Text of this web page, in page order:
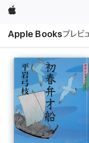
Apple
Apple Booksプレビ
ル